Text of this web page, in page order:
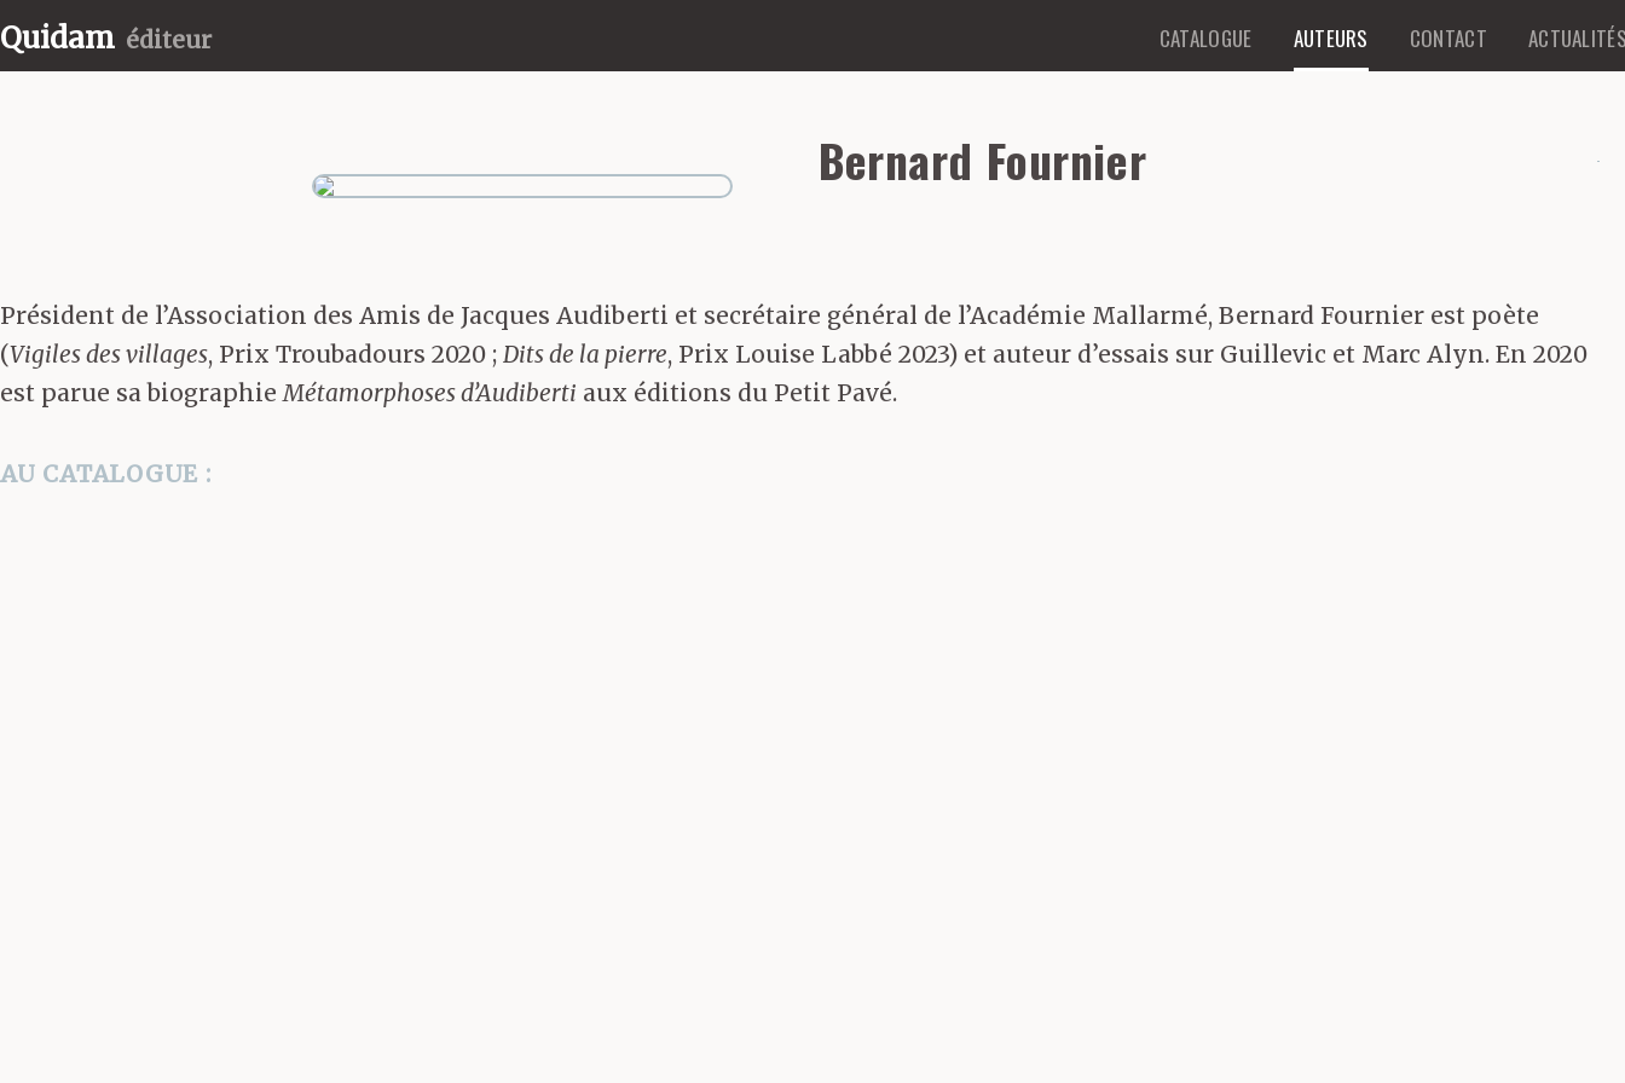
Quidam éditeur CATALOGUE AUTEURS CONTACT
Bernard Fournier
Président de l’Association des Amis de Jacques Audiberti et secrétaire général de l’Académie Mallarmé, Bernard Fournier est poète
(Vigiles des villages, Prix Troubadours 2020 ; Dits de la pierre, Prix Louise Labbé 2023) et auteur d’essais sur Guillevic et Marc Alyn. En 2020
est parue sa biographie Métamorphoses d’Audiberti aux éditions du Petit Pavé.
AU CATALOGUE :